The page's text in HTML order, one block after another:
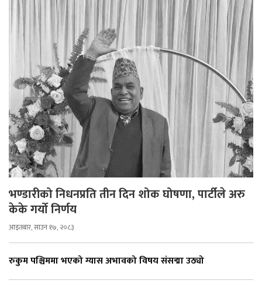
भण्डारीको निधनप्रति तीन दिन शोक घोषणा, पार्टीले अरु
केके गर्यो निर्णय
आइतबार, साउन १७, २०८३
रुकुम पश्चिममा भएको ग्यास अभावको विषय संसद्मा उठ्यो